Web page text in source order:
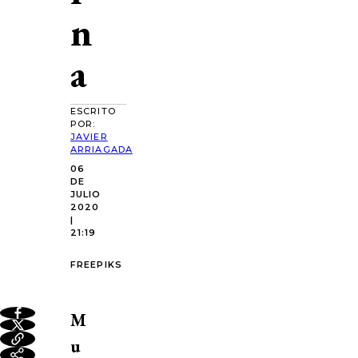
n
a
ESCRITO
POR:
JAVIER
ARRIAGADA
06
DE
JULIO
2020
|
21:19
FREEPIKS
M
u